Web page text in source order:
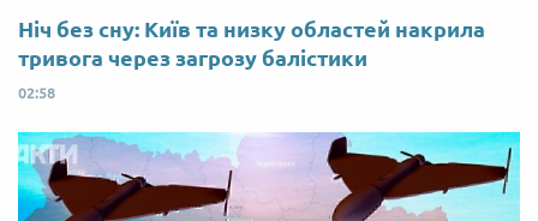
Ніч без сну: Київ та низку областей накрила
тривога через загрозу балістики
02:58